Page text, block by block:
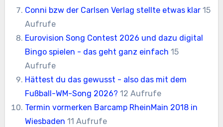
Conni bzw der Carlsen Verlag stellte etwas klar 15
Aufrufe
Eurovision Song Contest 2026 und dazu digital
Bingo spielen - das geht ganz einfach 15
Aufrufe
Hättest du das gewusst - also das mit dem
Fußball-WM-Song 2026? 12 Aufrufe
Termin vormerken Barcamp RheinMain 2018 in
Wiesbaden 11 Aufrufe